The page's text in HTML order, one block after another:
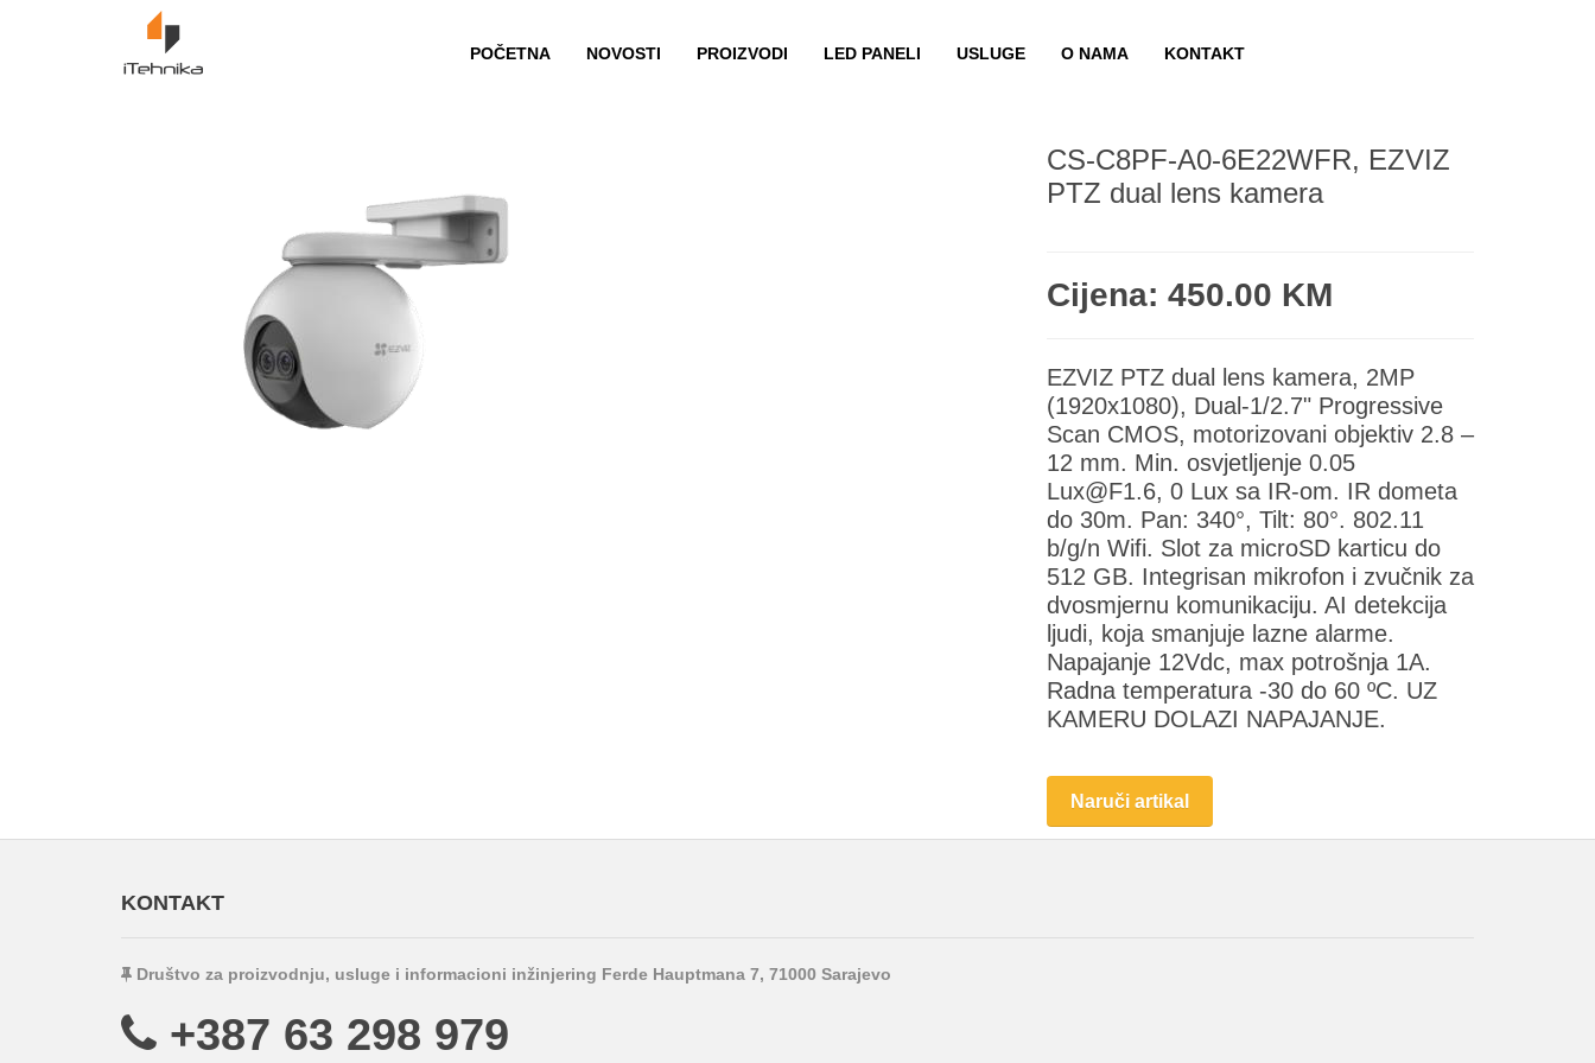
https://itehnika.ba/proizvodi
POČETNA NOVOSTI PROIZVODI LED PANELI USLUGE O NAMA KONTAKT
CS-C8PF-A0-6E22WFR, EZVIZ
PTZ dual lens kamera
Cijena: 450.00 KM
EZVIZ PTZ dual lens kamera, 2MP
(1920x1080), Dual-1/2.7" Progressive
Scan CMOS, motorizovani objektiv 2.8 –
12 mm. Min. osvjetljenje 0.05
Lux@F1.6, 0 Lux sa IR-om. IR dometa
do 30m. Pan: 340°, Tilt: 80°. 802.11
b/g/n Wifi. Slot za microSD karticu do
512 GB. Integrisan mikrofon i zvučnik za
dvosmjernu komunikaciju. AI detekcija
ljudi, koja smanjuje lazne alarme.
Napajanje 12Vdc, max potrošnja 1A.
Radna temperatura -30 do 60 ºC. UZ
KAMERU DOLAZI NAPAJANJE.
Naruči artikal
KONTAKT
Društvo za proizvodnju, usluge i informacioni inžinjering Ferde Hauptmana 7, 71000 Sarajevo
+387 63 298 979